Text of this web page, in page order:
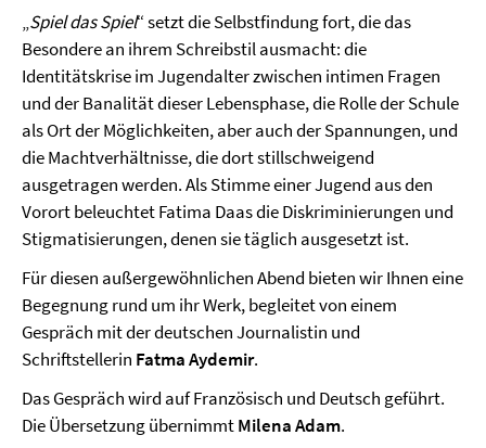
„Spiel das Spiel“ setzt die Selbstfindung fort, die das
Besondere an ihrem Schreibstil ausmacht: die
Identitätskrise im Jugendalter zwischen intimen Fragen
und der Banalität dieser Lebensphase, die Rolle der Schule
als Ort der Möglichkeiten, aber auch der Spannungen, und
die Machtverhältnisse, die dort stillschweigend
ausgetragen werden. Als Stimme einer Jugend aus den
Vorort beleuchtet Fatima Daas die Diskriminierungen und
Stigmatisierungen, denen sie täglich ausgesetzt ist.
Für diesen außergewöhnlichen Abend bieten wir Ihnen eine
Begegnung rund um ihr Werk, begleitet von einem
Gespräch mit der deutschen Journalistin und
Schriftstellerin Fatma Aydemir.
Das Gespräch wird auf Französisch und Deutsch geführt.
Die Übersetzung übernimmtMilena Adam.